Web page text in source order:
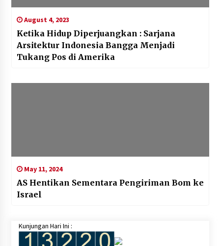
August 4, 2023
Ketika Hidup Diperjuangkan : Sarjana
Arsitektur Indonesia Bangga Menjadi
Tukang Pos di Amerika
May 11, 2024
AS Hentikan Sementara Pengiriman Bom ke
Israel
Kunjungan Hari Ini :